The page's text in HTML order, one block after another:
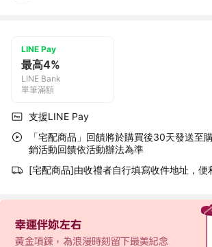
LINE Pay
最高4%
LINE Bank
單筆滿額
支援LINE Pay
「宅配商品」回饋將於購買後30天發送至
銷活動回饋依活動辦法為準
[宅配商品]由收禮者自行填寫收件地址，便